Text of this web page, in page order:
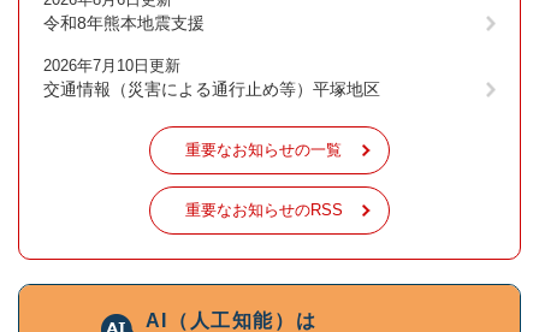
令和8年熊本地震支援
2026年7月10日更新
交通情報（災害による通行止め等）平塚地区
重要なお知らせの一覧
重要なお知らせのRSS
AI（人工知能）は